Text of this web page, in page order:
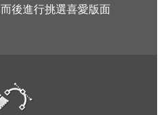
後進行挑選喜愛版面